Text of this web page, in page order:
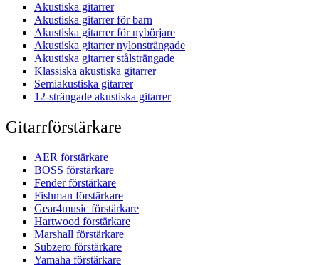
Akustiska gitarrer
Akustiska gitarrer för barn
Akustiska gitarrer för nybörjare
Akustiska gitarrer nylonsträngade
Akustiska gitarrer stålsträngade
Klassiska akustiska gitarrer
Semiakustiska gitarrer
12-strängade akustiska gitarrer
Gitarrförstärkare
AER förstärkare
BOSS förstärkare
Fender förstärkare
Fishman förstärkare
Gear4music förstärkare
Hartwood förstärkare
Marshall förstärkare
Subzero förstärkare
Yamaha förstärkare